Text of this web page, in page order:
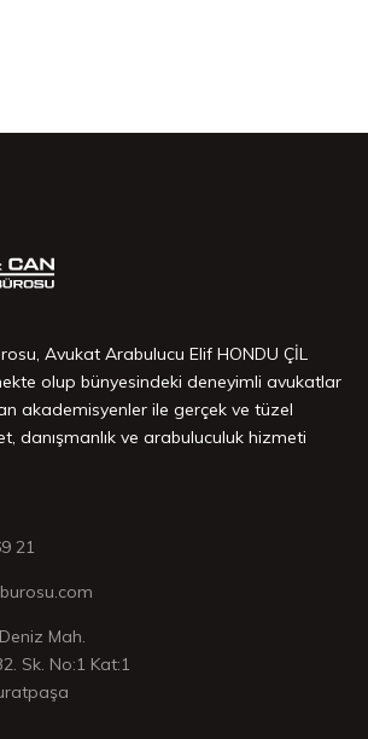
Avukat Arabulucu Elif HONDU ÇİL
olup bünyesindeki deneyimli avukatlar
akademisyenler ile gerçek ve tüzel
danışmanlık ve arabuluculuk hizmeti
21
Mah.
Sk. No:1 Kat:1